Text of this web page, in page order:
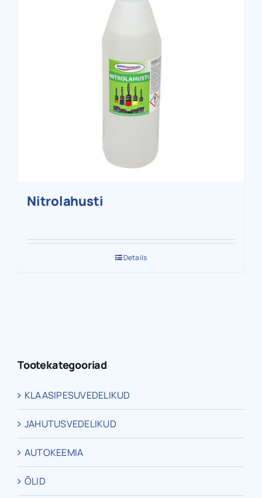
Nitrolahusti
Details
Tootekategooriad
KLAASIPESUVEDELIKUD
JAHUTUSVEDELIKUD
AUTOKEEMIA
ÕLID